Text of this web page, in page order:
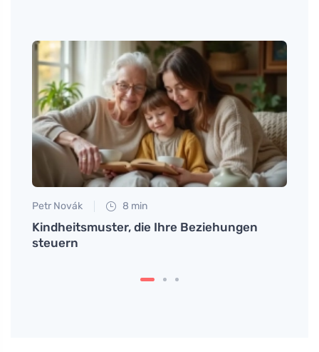
Petr Novák 8 min
Kindheitsmuster, die Ihre Beziehungen
steuern